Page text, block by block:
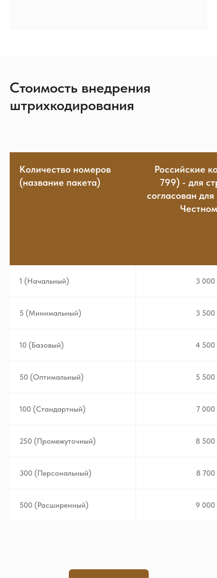
Стоимость внедрения
штрихкодирования
Количество номеров
(название пакета)
Российские
799) - для
согласован
1 (Начальный) 3 000
5 (Минимальный) 3 500
10 (Базовый) 4 500
50 (Оптимальный) 5 500
100 (Стандартный) 7 000
250 (Промежуточный) 8 500
300 (Персональный) 8 700
500 (Расширенный) 9 000